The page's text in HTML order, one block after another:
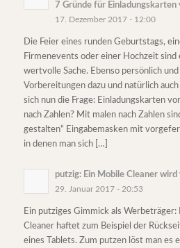
7 Gründe für Einladungskarten
17. Dezember 2017 - 12:00
Die Feier eines runden Geburtstags,
Firmenevents oder einer Hochzeit sind
wertvolle Sache. Ebenso persönlich
Vorbereitungen dazu und natürlich
sich nun die Frage: Einladungskarten
nach Zahlen? Mit malen nach Zahlen
gestalten“ Eingabemasken mit
in denen man sich […]
putzig: Ein Mobile Cleaner
29. Januar 2017 - 20:53
Ein putziges Gimmick als
Cleaner haftet zum Beispiel der
eines Tablets. Zum putzen löst man es